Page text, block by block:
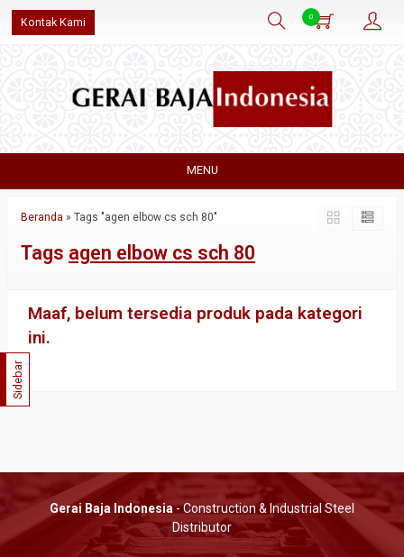
Kontak Kami 0
MENU
Beranda » Tags "agen elbow cs sch 80"
Tags agen elbow cs sch 80
Maaf, belum tersedia produk pada kategori
ini.
Sidebar
Gerai Baja Indonesia- Construction & Industrial Steel
Distributor